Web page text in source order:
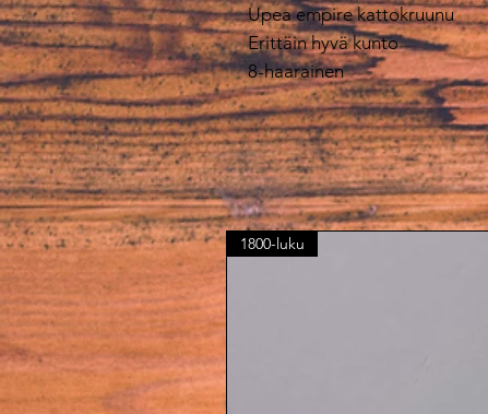
Upea empire kattokruunu
Erittäin hyvä kunto
8-haarainen
1800-luku